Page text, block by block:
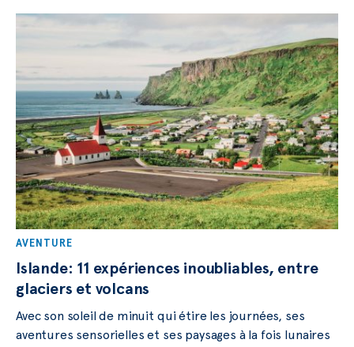
AVENTURE
Islande: 11 expériences inoubliables, entre
glaciers et volcans
Avec son soleil de minuit qui étire les journées, ses
aventures sensorielles et ses paysages à la fois lunaires